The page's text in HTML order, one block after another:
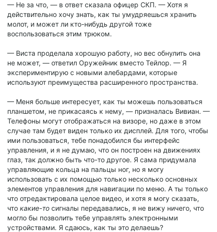
— Не за что, — в ответ сказала офицер СКП. — Хотя я
действительно хочу знать, как ты умудряешься хранить
молот, и может ли кто-нибудь другой тоже
воспользоваться этим трюком.
— Виста проделала хорошую работу, но вес обнулить она
не может, — ответил Оружейник вместо Тейлор. — Я
экспериментирую с новыми алебардами, которые
используют преимущества расширенного пространства.
— Меня больше интересует, как ты можешь пользоваться
планшетом, не прикасаясь к нему, — призналась Вивиан. —
Телефоны могут отображаться на визоре, но даже в этом
случае там будет виден только их дисплей. Для того, чтобы
ими пользоваться, тебе понадобился бы интерфейс
управления, и я не думаю, что он построен на движениях
глаз, так должно быть что-то другое. Я сама придумала
управляющие кольца на пальцы ног, но я могу
использовать с их помощью только несколько основных
элементов управления для навигации по меню. А ты только
что отредактировала целое видео, и хотя я могу сказать,
что какие-то сигналы передавались, я не вижу ничего, что
могло бы позволить тебе управлять электронными
устройствами. Я сдаюсь, как ты это делаешь?